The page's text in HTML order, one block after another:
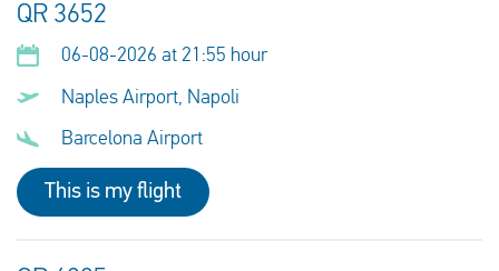
QR 3652
06-08-2026 at 21:55 hour
Naples Airport, Napoli
Barcelona Airport
This is my flight